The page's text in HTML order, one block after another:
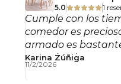
desarmado, con
armado simple.
Observaciones
Uso interior.
5.0 1
Cumple con los
comedor es
armado es
recomiendo!
Karina Zúñiga
11/2/2026